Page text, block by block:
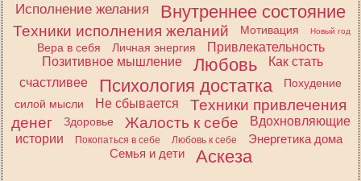
Исполнение желания
Внутреннее состояние
Техники исполнения желаний Мотивация Новый год
Вера в себя Личная энергия
Привлекательность
Позитивное мышление
Любовь
Как стать
счастливее
Психология достатка
Похудение
силой мысли
Не сбывается
Техники привлечения
денег
Здоровье Жалость к себе
Вдохновляющие
истории
Покопаться в себе Любовь к себе
Энергетика дома
Семья и дети
Аскеза